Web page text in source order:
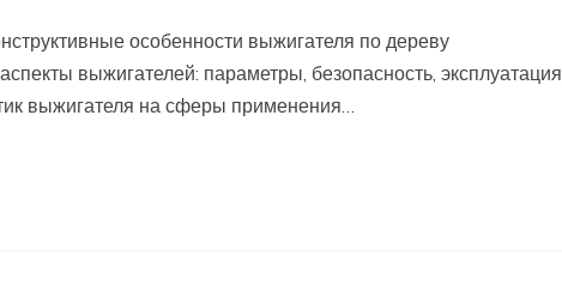
особенности выжигателя по дереву
выжигателей: параметры, безопасность, эксплуатация
выжигателя на сферы применения…